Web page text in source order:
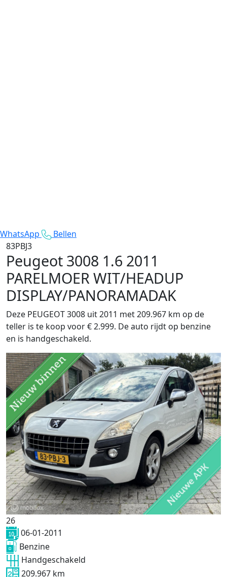
WhatsApp
Bellen
83PBJ3
Peugeot 3008 1.6 2011
PARELMOER WIT/HEADUP
DISPLAY/PANORAMADAK
Deze PEUGEOT 3008 uit 2011 met 209.967 km op de
teller is te koop voor € 2.999. De auto rijdt op benzine
en is handgeschakeld.
26
06-01-2011
Benzine
Handgeschakeld
209.967 km